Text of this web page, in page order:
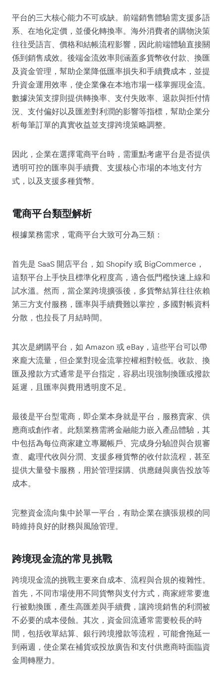
平台的三大核心能力不可或缺。前端銷售體驗需支援多語
系、在地化定價，並優化轉換率。海外消費者的購物決策
往往受語言、價格和結帳流程影響，因此前端體驗直接關
係到銷售成效。後端金流效率則涵蓋多貨幣收付款、換匯
及資金管理，幫助企業降低匯率損失和手續費成本，並提
升資金運用效率，使企業像在本地市場一樣掌握現金流。
數據決策支撐則提供轉換率、支付失敗率、退款與拒付情
況、支付偏好以及匯差對利潤的影響等指標，幫助企業分
析每筆訂單的真實收益並支撐跨境策略調整。
因此，企業在選擇電商平台時，需重點考慮平台是否提供
透明可控的匯率與手續費、支援核心市場的本地支付方
式，以及支援多種貨幣。
電商平台類型解析
根據業務需求，電商平台大致可分為三類：
首先是 SaaS 開店平台，如 Shopify 或 BigCommerce，
這類平台上手快且標準化程度高，適合低門檻快速上線和
試水溫。然而，當企業跨境擴張後，多貨幣結算往往依賴
第三方支付服務，匯率與手續費難以掌控，多國對帳資料
分散，也拉長了月結時間。
其次是網購平台，如 Amazon 或 eBay，這些平台可以帶
來龐大流量，但企業對現金流掌控權相對較低。收款、換
匯及撥款方式通常是平台指定，容易出現強制換匯或撥款
延遲，且匯率與費用透明度不足。
最後是平台型電商，即企業本身就是平台，服務賣家、供
應商或創作者。此類業務需將金融能力嵌入產品體驗，其
中包括為每位商家建立專屬帳戶、完成身分驗證與合規審
查、處理代收與分潤、支援多種貨幣的收付款流程，甚至
提供大量發卡服務，用於管理採購、供應鏈與廣告投放等
成本。
完整資金流向集中於單一平台，有助企業在擴張規模的同
時維持良好的財務與風險管理。
跨境現金流的常見挑戰
跨境現金流的挑戰主要來自成本、流程與合規的複雜性。
首先，不同市場使用不同貨幣與支付方式，商家經常要進
行被動換匯，產生高匯差與手續費，讓跨境銷售的利潤被
不必要的成本侵蝕。其次，資金回流通常需要較長的時
間，包括收單結算、銀行跨境撥款等流程，可能會拖延一
到兩週，使企業在補貨或投放廣告和支付供應商時面臨資
金周轉壓力。